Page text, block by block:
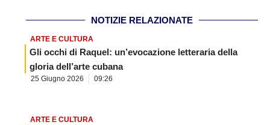
NOTIZIE RELAZIONATE
ARTE E CULTURA
Gli occhi di Raquel: un’evocazione letteraria della
gloria dell’arte cubana
25 Giugno 2026 09:26
ARTE E CULTURA